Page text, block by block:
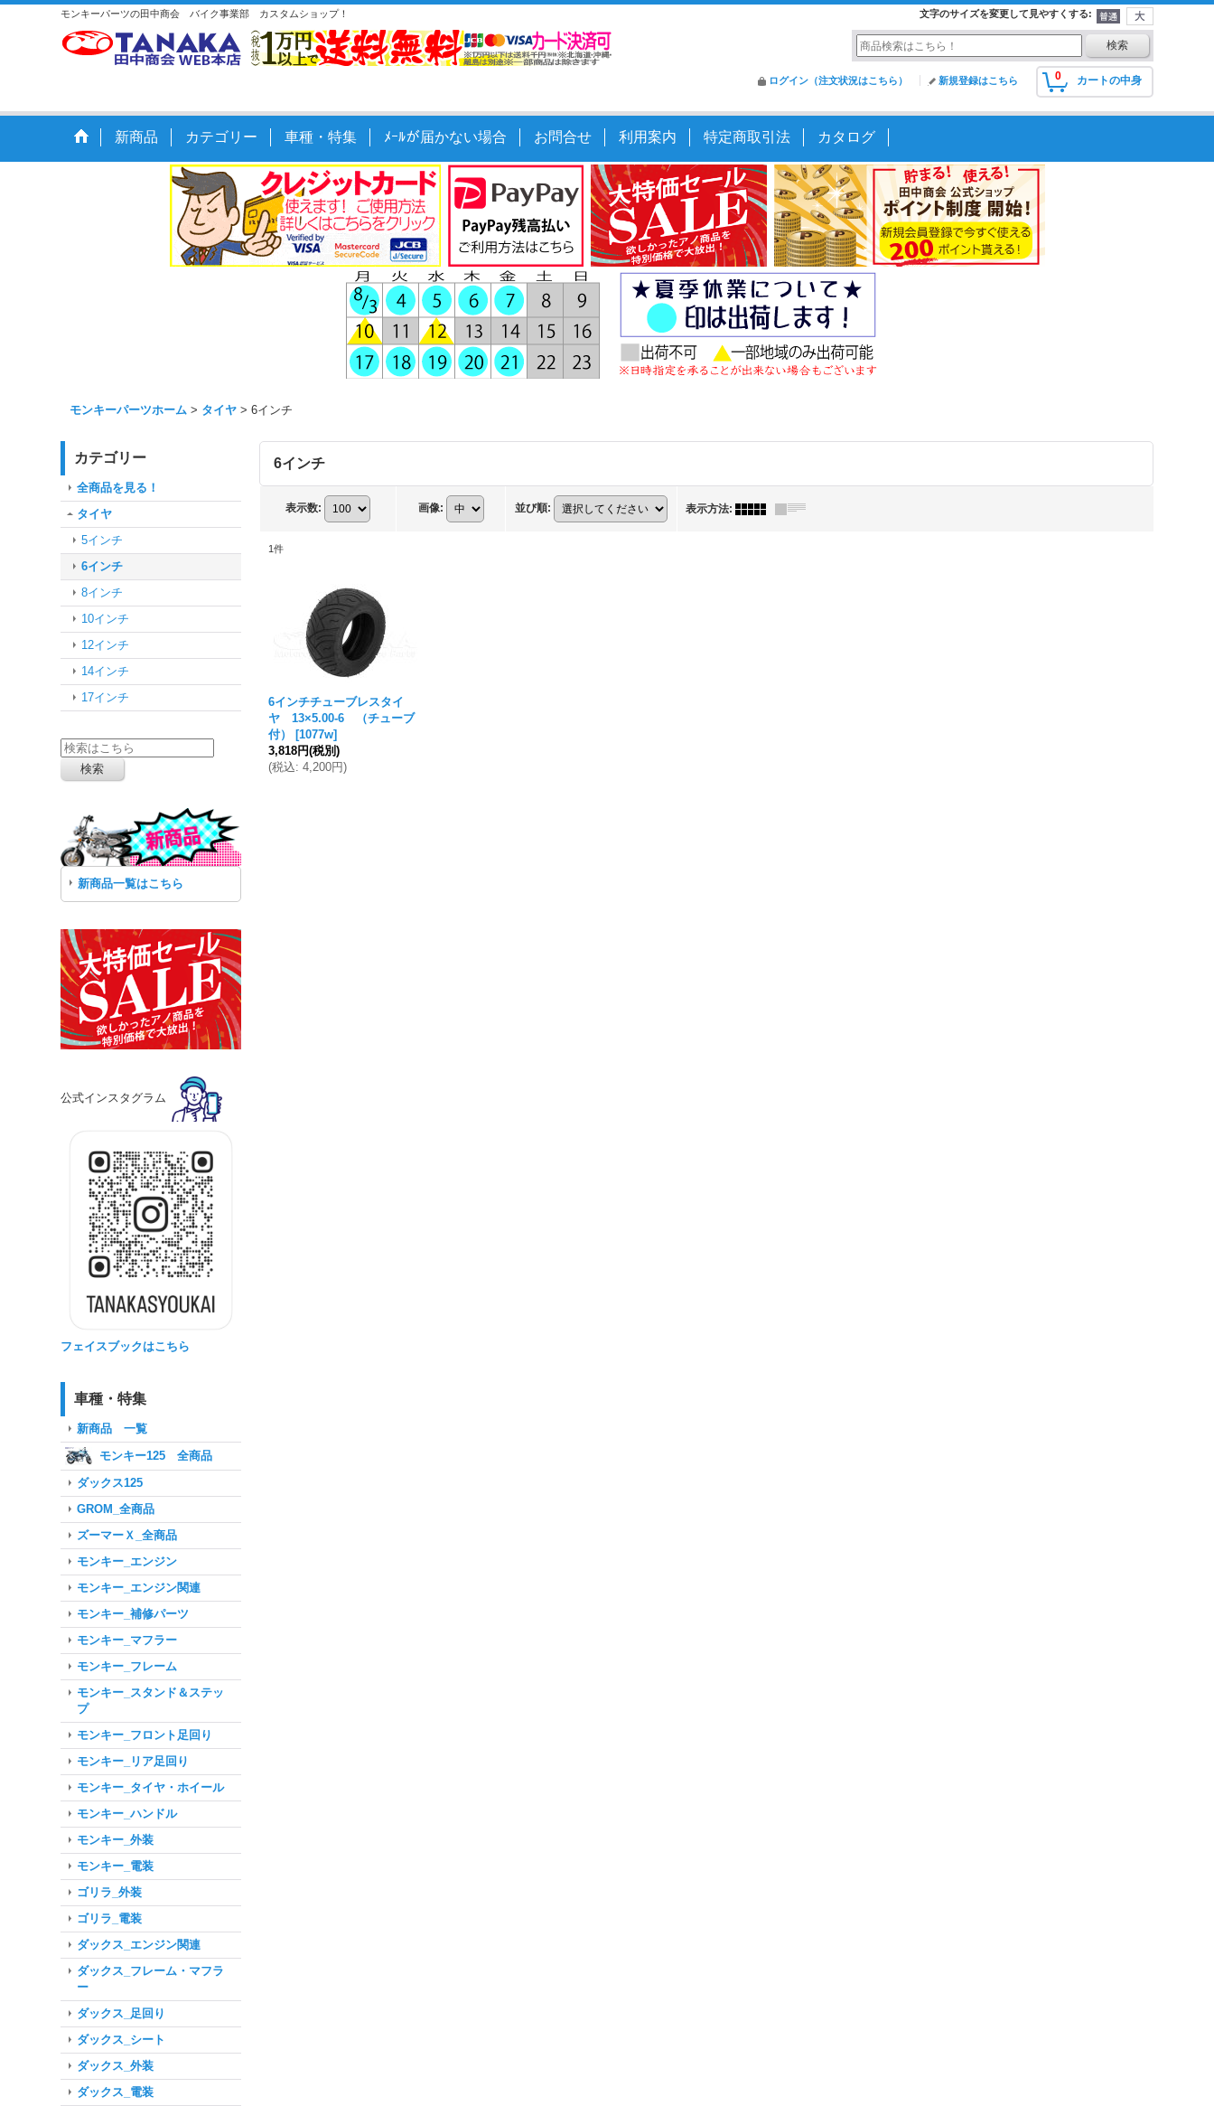
モンキーパーツの田中商会 バイク事業部 カスタムショップ！ 文字のサイズを変更して見やすくする:
0 カートの中身
ログイン（注文状況はこちら） 新規登録はこちら
新商品 カテゴリー 車種・特集 ﾒｰﾙが届かない場合 お問合せ 利用案内 特定商取引法 カタログ
モンキーパーツホーム > タイヤ > 6インチ
カテゴリー
全商品を見る！
タイヤ
5インチ
6インチ
8インチ
10インチ
12インチ
14インチ
17インチ
新商品一覧はこちら
公式インスタグラム
フェイスブックはこちら
車種・特集
新商品 一覧
モンキー125 全商品
ダックス125
GROM_全商品
ズーマーＸ_全商品
モンキー_エンジン
モンキー_エンジン関連
モンキー_補修パーツ
モンキー_マフラー
モンキー_フレーム
モンキー_スタンド＆ステッ
プ
モンキー_フロント足回り
モンキー_リア足回り
モンキー_タイヤ・ホイール
モンキー_ハンドル
モンキー_外装
モンキー_電装
ゴリラ_外装
ゴリラ_電装
ダックス_エンジン関連
ダックス_フレーム・マフラ
ー
ダックス_足回り
ダックス_シート
ダックス_外装
ダックス_電装
6インチ
表示数: 画像: 並び順: 表示方法:
1件
6インチチューブレスタイ
ヤ 13×5.00-6 （チューブ
付）
[1077w]
3,818円(税別)
(税込: 4,200円)